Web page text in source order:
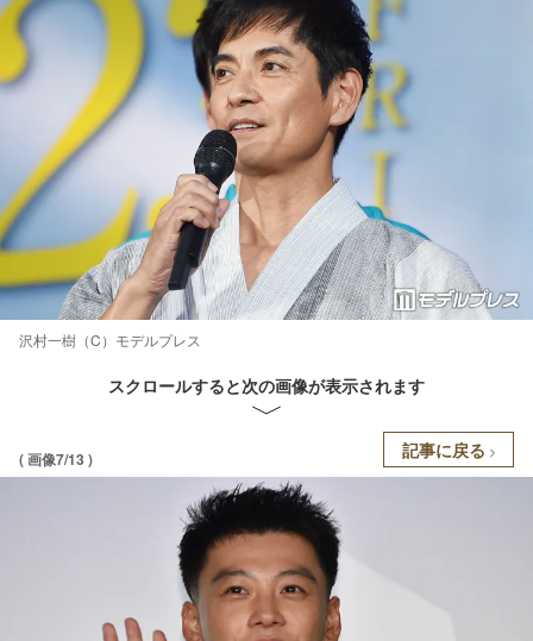
沢村一樹（C）モデルプレス
スクロールすると次の画像が表示されます
( 画像7/13 ) 記事に戻る